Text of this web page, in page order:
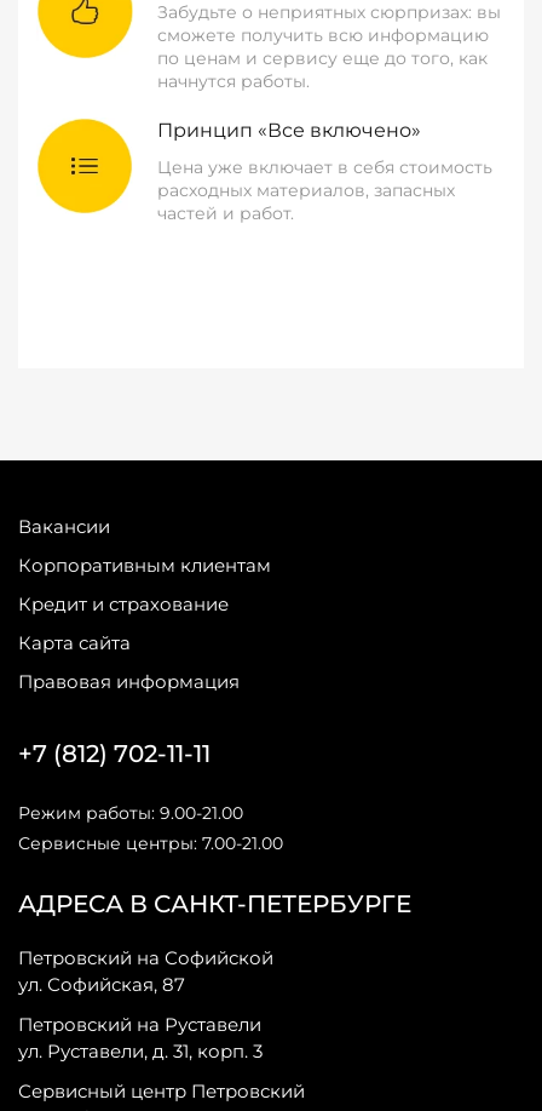
Забудьте о неприятных сюрпризах: вы
сможете получить всю информацию
по ценам и сервису еще до того, как
начнутся работы.
Принцип «Все включено»
Цена уже включает в себя стоимость
расходных материалов, запасных
частей и работ.
Вакансии
Корпоративным клиентам
Кредит и страхование
Карта сайта
Правовая информация
АДРЕСА В САНКТ-ПЕТЕРБУРГЕ
Петровский на Софийской
ул. Софийская, 87
Петровский на Руставели
ул. Руставели, д. 31, корп. 3
Сервисный центр Петровский
+7 (812) 702-11-11
Режим работы: 9.00-21.00
Сервисные центры: 7.00-21.00